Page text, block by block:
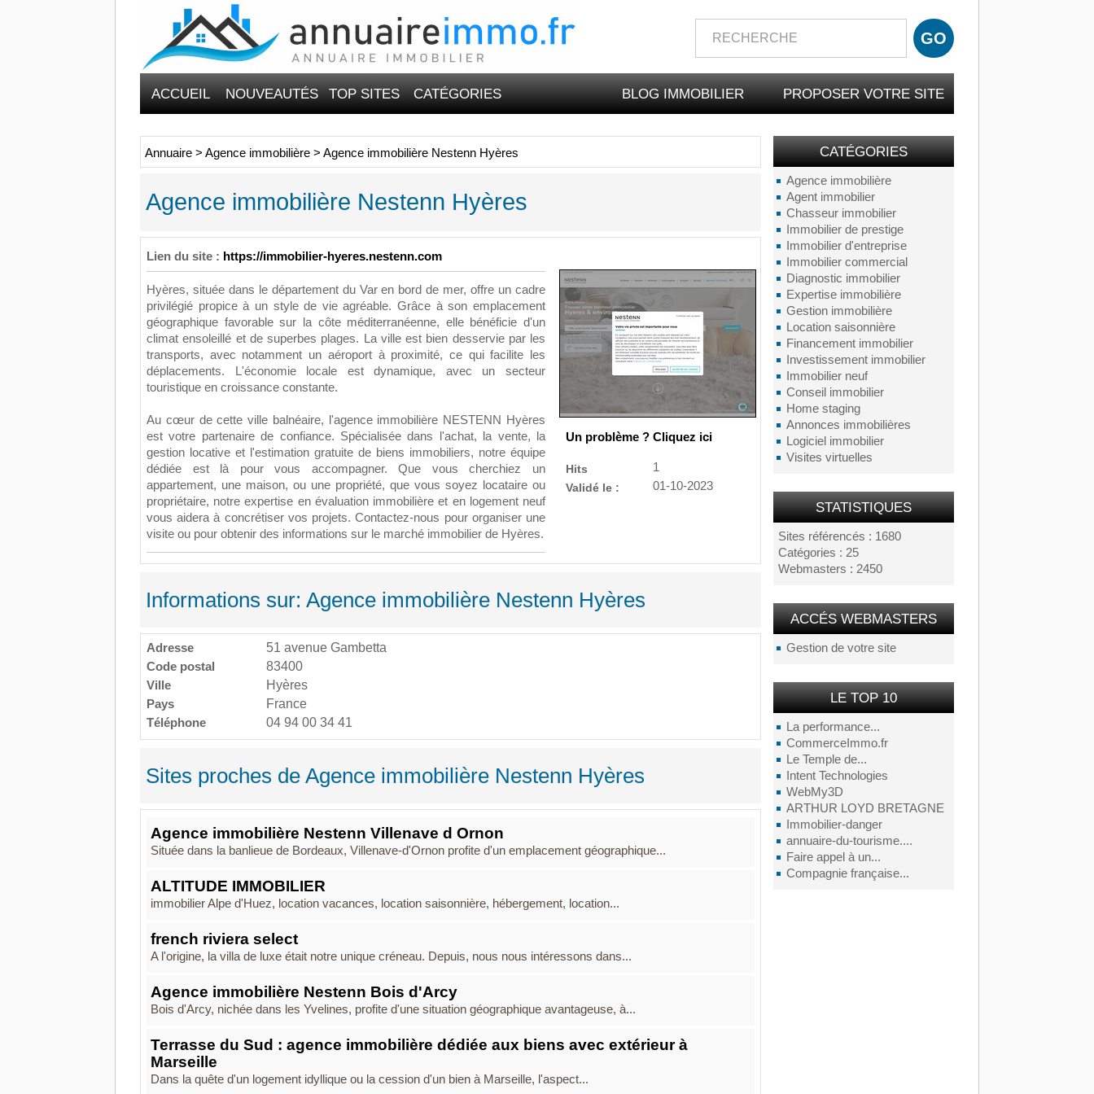
ACCUEIL NOUVEAUTÉS TOP SITES CATÉGORIES PROPOSER VOTRE SITE
BLOG IMMOBILIER
CATÉGORIES
Agence immobilière
Agent immobilier
Chasseur immobilier
Immobilier de prestige
Immobilier d'entreprise
Immobilier commercial
Diagnostic immobilier
Expertise immobilière
Gestion immobilière
Location saisonnière
Financement immobilier
Investissement immobilier
Immobilier neuf
Conseil immobilier
Home staging
Annonces immobilières
Logiciel immobilier
Visites virtuelles
STATISTIQUES
Sites référencés : 1680
Catégories : 25
Webmasters : 2450
ACCÉS WEBMASTERS
Gestion de votre site
LE TOP 10
La performance...
CommerceImmo.fr
Le Temple de...
Intent Technologies
WebMy3D
ARTHUR LOYD BRETAGNE
Immobilier-danger
annuaire-du-tourisme....
Faire appel à un...
Compagnie française...
Annuaire > Agence immobilière > Agence immobilière Nestenn Hyères
Agence immobilière Nestenn Hyères
Lien du site : https://immobilier-hyeres.nestenn.com
Hyères, située dans le département du Var en bord de mer, offre un cadre
privilégié propice à un style de vie agréable. Grâce à son emplacement
géographique favorable sur la côte méditerranéenne, elle bénéficie d'un
climat ensoleillé et de superbes plages. La ville est bien desservie par les
transports, avec notamment un aéroport à proximité, ce qui facilite les
déplacements. L'économie locale est dynamique, avec un secteur
touristique en croissance constante.
Au cœur de cette ville balnéaire, l'agence immobilière NESTENN Hyères
est votre partenaire de confiance. Spécialisée dans l'achat, la vente, la
gestion locative et l'estimation gratuite de biens immobiliers, notre équipe
dédiée est là pour vous accompagner. Que vous cherchiez un
appartement, une maison, ou une propriété, que vous soyez locataire ou
propriétaire, notre expertise en évaluation immobilière et en logement neuf
vous aidera à concrétiser vos projets. Contactez-nous pour organiser une
visite ou pour obtenir des informations sur le marché immobilier de Hyères.
Un problème ? Cliquez ici
Hits
1
Validé le :
01-10-2023
Informations sur: Agence immobilière Nestenn Hyères
Adresse
51 avenue Gambetta
Code postal
83400
Ville
Hyères
Pays
France
Téléphone
04 94 00 34 41
Sites proches de Agence immobilière Nestenn Hyères
Agence immobilière Nestenn Villenave d Ornon
Située dans la banlieue de Bordeaux, Villenave-d'Ornon profite d'un emplacement géographique...
ALTITUDE IMMOBILIER
immobilier Alpe d'Huez, location vacances, location saisonnière, hébergement, location...
french riviera select
A l'origine, la villa de luxe était notre unique créneau. Depuis, nous nous intéressons dans...
Agence immobilière Nestenn Bois d'Arcy
Bois d'Arcy, nichée dans les Yvelines, profite d'une situation géographique avantageuse, à...
Terrasse du Sud : agence immobilière dédiée aux biens avec extérieur à
Marseille
Dans la quête d'un logement idyllique ou la cession d'un bien à Marseille, l'aspect...